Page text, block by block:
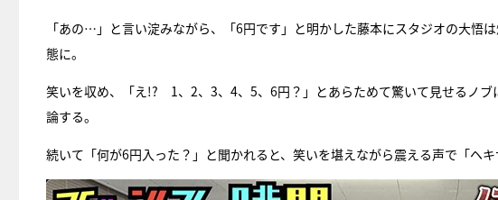
「あの…」と言い淀みながら、「6円です」と明かした藤本にスタジオの大悟
態に。
笑いを収め、「え!? 1、2、3、4、5、6円？」とあらためて驚いて見せるノ
論する。
続いて「何が6円入った？」と聞かれると、笑いを堪えながら震える声で「ヘ